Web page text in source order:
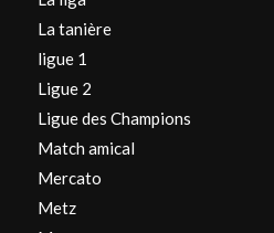
La tanière
ligue 1
Ligue 2
Ligue des Champions
Match amical
Mercato
Metz